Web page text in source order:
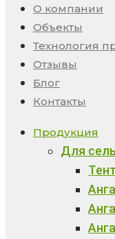
О компании
Объекты
Технология
Отзывы
Блог
Контакты
Продукция
Для